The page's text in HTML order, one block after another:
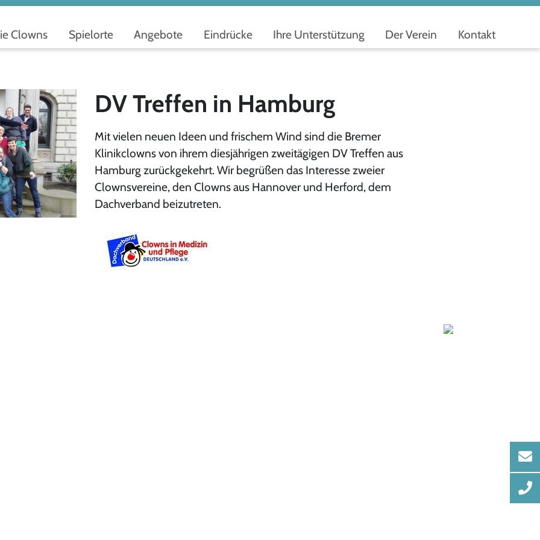
Clowns Spielorte Angebote Eindrücke Ihre Unterstützung Der Verein Kontakt
DV Treffen in Hamburg
Mit vielen neuen Ideen und frischem Wind sind die Bremer
Klinikclowns von ihrem diesjährigen zweitägigen DV Treffen aus
Hamburg zurückgekehrt. Wir begrüßen das Interesse zweier
Clownsvereine, den Clowns aus Hannover und Herford, dem
Dachverband beizutreten.